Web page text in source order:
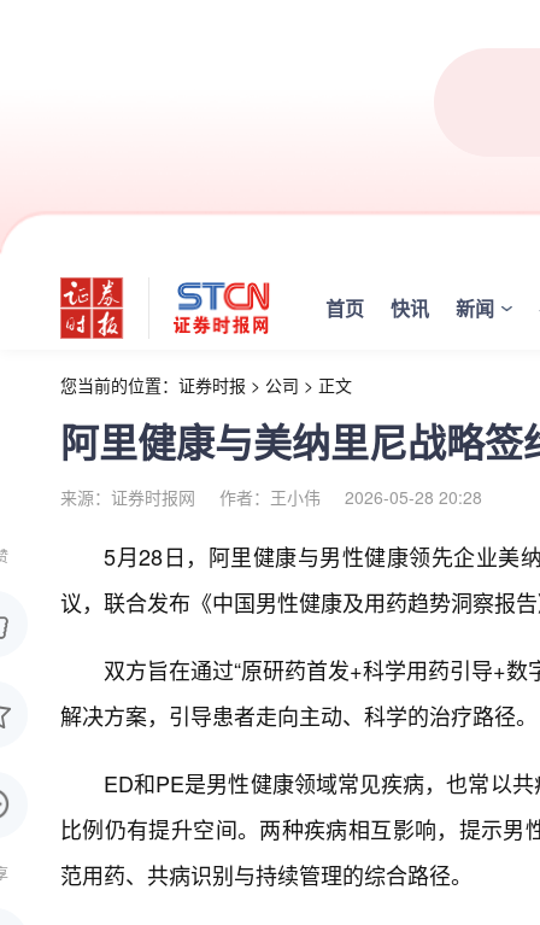
首页 快讯 新闻
您当前的位置： 证券时报 > 公司 > 正文
阿里健康与美纳里尼战略
来源：证券时报网 作者：王小伟 2026-05-28 20:28
5月28日，阿里健康与男性健康领先企业美
议，联合发布《中国男性健康及用药趋势洞察报
双方旨在通过“原研药首发+科学用药引导+
解决方案，引导患者走向主动、科学的治疗路径。
ED和PE是男性健康领域常见疾病，也常以
比例仍有提升空间。两种疾病相互影响，提示
范用药、共病识别与持续管理的综合路径。